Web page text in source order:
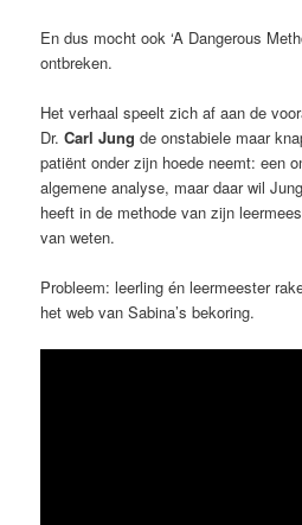
En dus mocht ook ‘A Dangerous
ontbreken.
Het verhaal speelt zich af aan de
Dr.Carl Jung de onstabiele maar
patiënt onder zijn hoede neemt: een
algemene analyse, maar daar wil
heeft in de methode van zijn
van weten.
Probleem: leerling én leermeester
het web van Sabina’s bekoring.